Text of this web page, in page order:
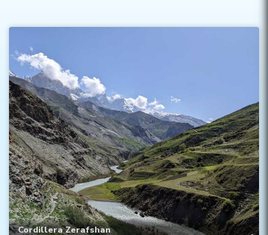
Cordillera Zerafshan
Cultura única de los Yaghnobi
Homestays tradicionales